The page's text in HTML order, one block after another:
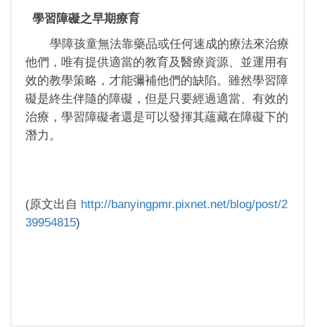
學習障礙之早期療育
學障孩童無法靠藥品或任何速成的療法來治療
他們，唯有提供適當的教育及醫療資源、並運用有
效的教學策略，才能彌補他們的缺陷。雖然學習障
礙是終生伴隨的障礙，但是只要經過適當、有效的
治療，學習障礙者還是可以發揮其蘊藏在障礙下的
潛力。
(原文出自 http://banyingpmr.pixnet.net/blog/post/2
39954815)